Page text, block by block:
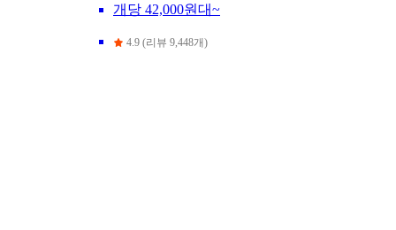
개당 42,000원대~
4.9 (리뷰 9,448개)